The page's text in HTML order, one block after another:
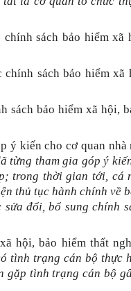
sách bảo hiểm xã
sách bảo hiểm xã
sách bảo hiểm xã hội,
ý kiến cho cơ quan nhà
từng tham gia góp ý
trong thời gian tới, cá
thủ tục hành chính về
đổi, bổ sung chính
hội, bảo hiểm thất
tình trạng cán bộ thực
gặp tình trạng cán bộ